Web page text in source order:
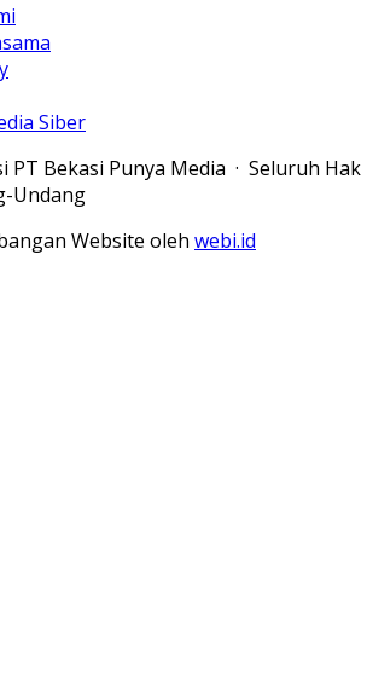
Siber
PT Bekasi Punya Media · Seluruh Hak
Undang
Website oleh webi.id